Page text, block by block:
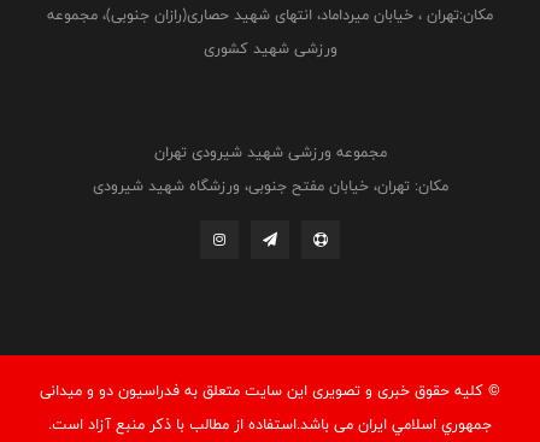
مکان:تهران ، خیابان میرداماد، انتهای شهید حصاری(رازان جنوبی)، مجموعه
ورزشی شهید کشوری
مجموعه ورزشی شهید شیرودی تهران
مکان: تهران، خیابان مفتح جنوبی، ورزشگاه شهید شیرودی
© کليه حقوق خبری و تصويری اين سايت متعلق به فدراسيون دو و میدانی
جمهوري اسلامي ايران می باشد.استفاده از مطالب با ذكر منبع آزاد است.